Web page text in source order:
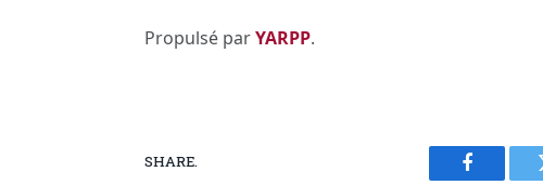
Propulsé parYARPP.
SHARE.
Facebook